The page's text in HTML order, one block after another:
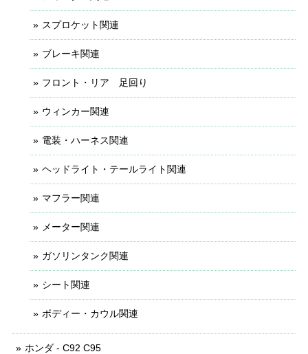
スプロケット関連
ブレーキ関連
フロント・リア 足回り
ウィンカー関連
電装・ハーネス関連
ヘッドライト・テールライト関連
マフラー関連
メーター関連
ガソリンタンク関連
シート関連
ボディー・カウル関連
ホンダ - C92 C95